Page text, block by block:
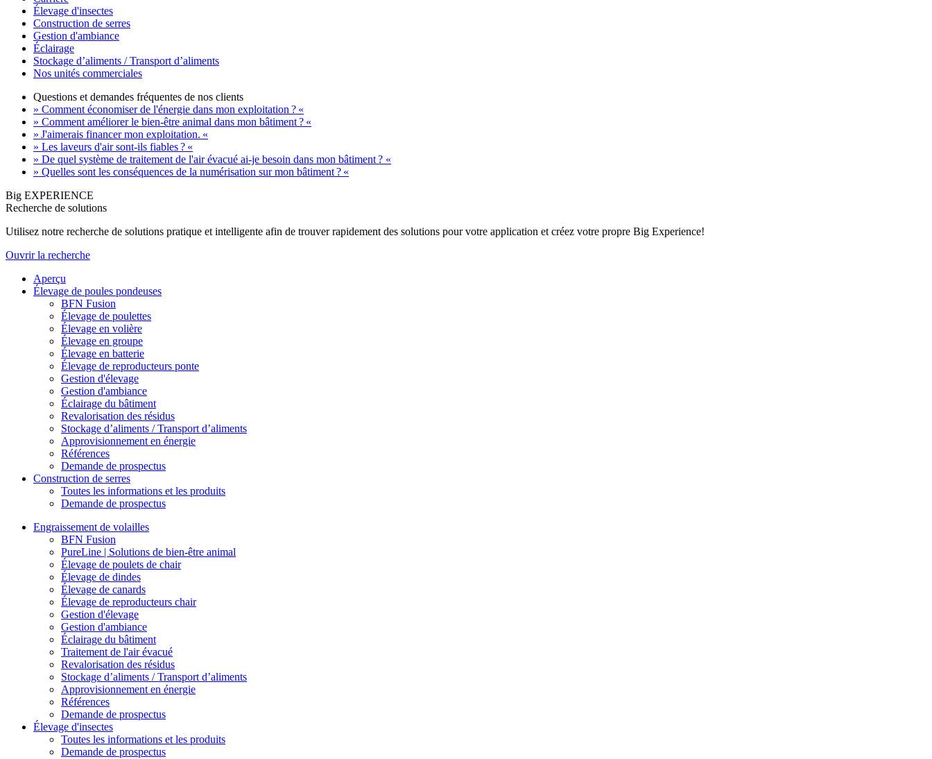
Élevage d'insectes
Construction de serres
Gestion d'ambiance
Éclairage
Stockage d’aliments / Transport d’aliments
Nos unités commerciales
Questions et demandes fréquentes de nos clients
» Comment économiser de l'énergie dans mon exploitation ? «
» Comment améliorer le bien-être animal dans mon bâtiment ? «
» J'aimerais financer mon exploitation. «
» Les laveurs d'air sont-ils fiables ? «
» De quel système de traitement de l'air évacué ai-je besoin dans mon bâtiment ? «
» Quelles sont les conséquences de la numérisation sur mon bâtiment ? «
Big EXPERIENCE
Recherche de solutions
Utilisez notre recherche de solutions pratique et intelligente afin de trouver rapidement des solutions pour votre application et créez votre propre Big Experience!
Ouvrir la recherche
Aperçu
Élevage de poules pondeuses
BFN Fusion
Élevage de poulettes
Élevage en volière
Élevage en groupe
Élevage en batterie
Élevage de reproducteurs ponte
Gestion d'élevage
Gestion d'ambiance
Éclairage du bâtiment
Revalorisation des résidus
Stockage d’aliments / Transport d’aliments
Approvisionnement en énergie
Références
Demande de prospectus
Construction de serres
Toutes les informations et les produits
Demande de prospectus
Engraissement de volailles
BFN Fusion
PureLine | Solutions de bien-être animal
Élevage de poulets de chair
Élevage de dindes
Élevage de canards
Élevage de reproducteurs chair
Gestion d'élevage
Gestion d'ambiance
Éclairage du bâtiment
Traitement de l'air évacué
Revalorisation des résidus
Stockage d’aliments / Transport d’aliments
Approvisionnement en énergie
Références
Demande de prospectus
Élevage d'insectes
Toutes les informations et les produits
Demande de prospectus